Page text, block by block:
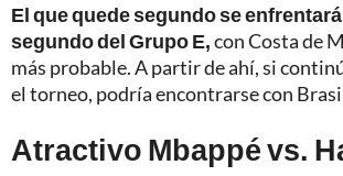
El que quede segundo se
segundo del Grupo E,con Costa de
más probable. A partir de ahí, si
el torneo, podría encontrarse con
Atractivo Mbappé vs.